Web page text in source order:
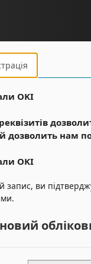
OKI
дозволить нам
OKI
запис, ви